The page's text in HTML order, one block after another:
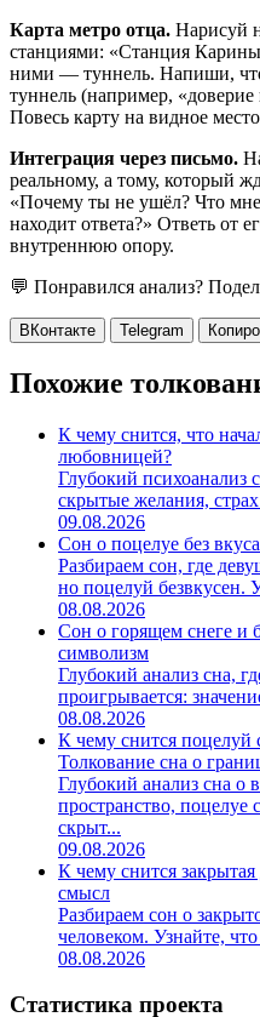
Карта метро отца. Нарисуй
станциями: «Станция
ними — туннель. Напиши,
туннель (например,
Повесь карту на видное
Интеграция через письмо.
реальному, а тому, который
«Почему ты не ушёл? Что
находит ответа?» Ответь от
внутреннюю опору.
💬 Понравился анализ?
ВКонтакте Telegram
Похожие
К чему снится, что
любовницей?
Глубокий психоанализ
скрытые желания,
09.08.2026
Сон о поцелуе без
Разбираем сон, где
но поцелуй безвкусен.
08.08.2026
Сон о горящем снеге и
символизм
Глубокий анализ сна,
проигрывается:
08.08.2026
К чему снится поцелуй
Толкование сна о
Глубокий анализ сна о
пространство, поцелуе
скрыт...
09.08.2026
К чему снится
смысл
Разбираем сон о
человеком. Узнайте,
08.08.2026
Статистика проекта